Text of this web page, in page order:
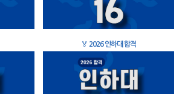
🏅 2026 인하대 합격